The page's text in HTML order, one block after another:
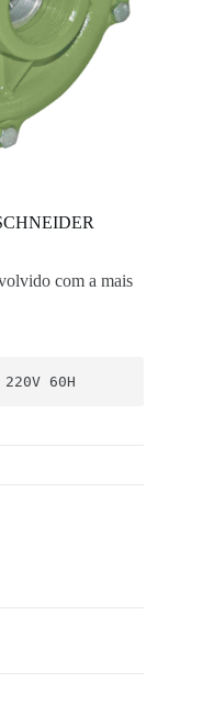
com a mais
60H